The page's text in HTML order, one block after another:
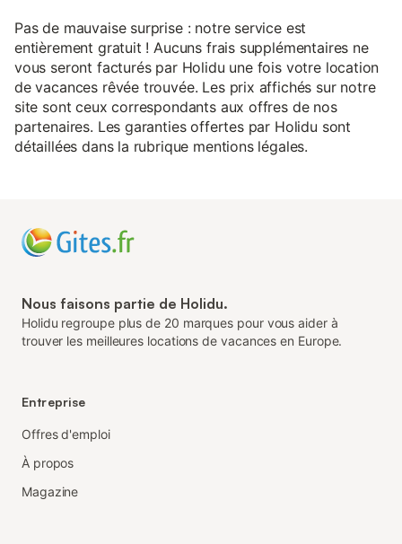
Pas de mauvaise surprise : notre service est
entièrement gratuit ! Aucuns frais supplémentaires ne
vous seront facturés par Holidu une fois votre location
de vacances rêvée trouvée. Les prix affichés sur notre
site sont ceux correspondants aux offres de nos
partenaires. Les garanties offertes par Holidu sont
détaillées dans la rubrique mentions légales.
Nous faisons partie de Holidu.
Holidu regroupe plus de 20 marques pour vous aider à
trouver les meilleures locations de vacances en Europe.
Entreprise
Offres d'emploi
À propos
Magazine